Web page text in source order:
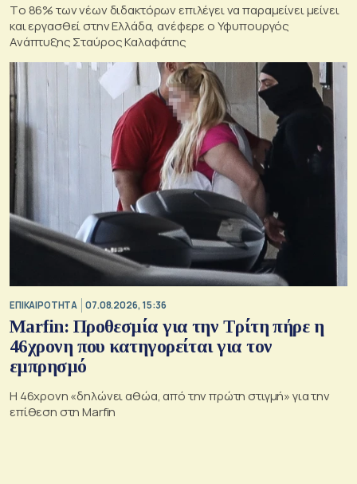
Tο 86% των νέων διδακτόρων επιλέγει να παραμείνει μείνει
και εργασθεί στην Ελλάδα, ανέφερε ο Υφυπουργός
Ανάπτυξης Σταύρος Καλαφάτης
ΕΠΙΚΑΙΡΟΤΗΤΑ 07.08.2026, 15:36
Marfin: Προθεσμία για την Τρίτη πήρε η
46χρονη που κατηγορείται για τον
εμπρησμό
H 46χρονη «δηλώνει αθώα, από την πρώτη στιγμή» για την
επίθεση στη Marfin